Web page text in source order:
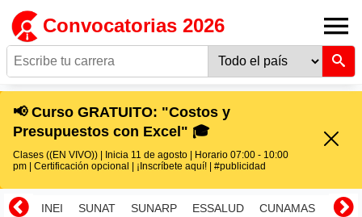
Convocatorias 2026
📢 Curso GRATUITO: "Costos y
Presupuestos con Excel" 🎓
Clases ((EN VIVO)) | Inicia 11 de agosto | Horario 07:00 - 10:00
pm | Certificación opcional | ¡Inscríbete aquí! | #publicidad
INEI SUNAT SUNARP ESSALUD CUNAMAS